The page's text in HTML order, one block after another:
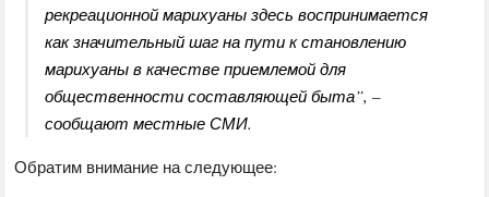
рекреационной марихуаны здесь воспринимается
как значительный шаг на пути к становлению
марихуаны в качестве приемлемой для
общественности составляющей быта”, –
сообщают местные СМИ.
Обратим внимание на следующее: